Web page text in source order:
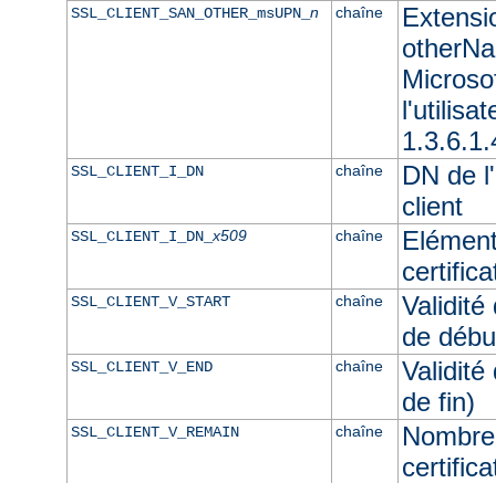
SSL_CLIENT_SAN_OTHER_msUPN_ n chaîne
SSL_CLIENT_I_DN chaîne
DN de
client
SSL_CLIENT_I_DN_x509 chaîne
SSL_CLIENT_V_START chaîne
Validité
de
SSL_CLIENT_V_END chaîne
Validité
de fin)
SSL_CLIENT_V_REMAIN chaîne